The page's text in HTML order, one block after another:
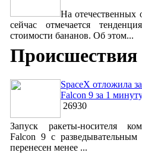
На отечественных
сейчас отмечается
стоимости бананов. Об этом...
Происшествия
SpaceX отложила
Falcon 9 за 1
26930
Запуск ракеты-носителя
Falcon 9 с
перенесен менее ...